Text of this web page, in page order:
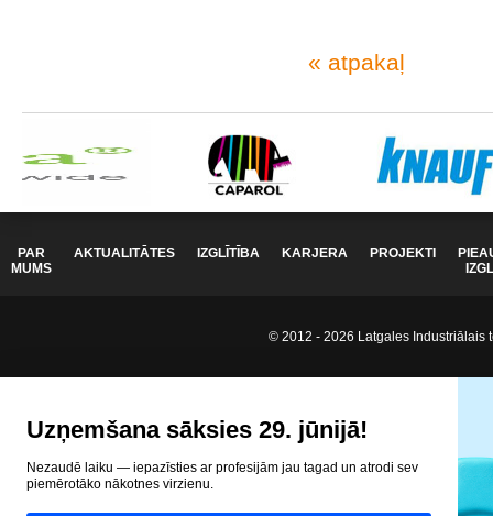
« atpakaļ
PAR
MUMS
AKTUALITĀTES IZGLĪTĪBA KARJERA PROJEKTI
© 2012 - 2026 Latgales Industriālais
Uzņemšana sāksies 29. jūnijā!
Nezaudē laiku — iepazīsties ar profesijām jau tagad un atrodi sev
piemērotāko nākotnes virzienu.